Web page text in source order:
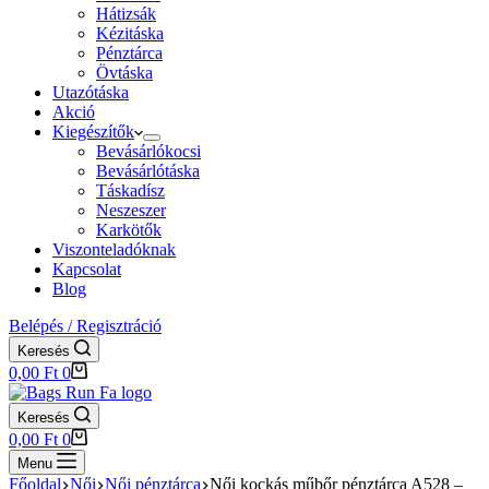
Hátizsák
Kézitáska
Pénztárca
Övtáska
Utazótáska
Akció
Kiegészítők
Bevásárlókocsi
Bevásárlótáska
Táskadísz
Neszeszer
Karkötők
Viszonteladóknak
Kapcsolat
Blog
Belépés / Regisztráció
Keresés
Shopping
cart
0,00 Ft 0
Keresés
Shopping
cart
0,00 Ft 0
Menu
Főoldal Női Női pénztárca Női kockás műbőr pénztárca A528 –